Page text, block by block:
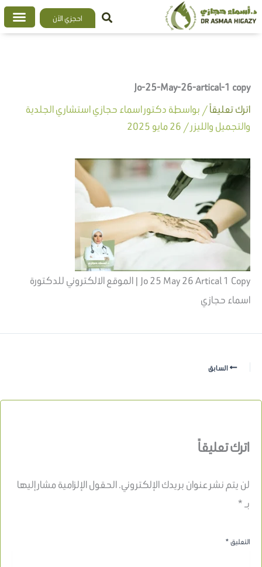
تخطي
إلى
احجزي الآن
Jo-25-May-26-artical-1 copy
اترك تعليقاً/ بواسطة دكتور اسماء حجازي استشاري الجلدية
والتجميل والليزر/ 26 مايو 2025
Jo 25 May 26 Artical 1 Copy | الموقع الالكتروني للدكتورة
اسماء حجازي
السابق
اترك تعليقاً
لن يتم نشر عنوان بريدك الإلكتروني.الحقول الإلزامية مشار إليها
بـ*
التعليق*